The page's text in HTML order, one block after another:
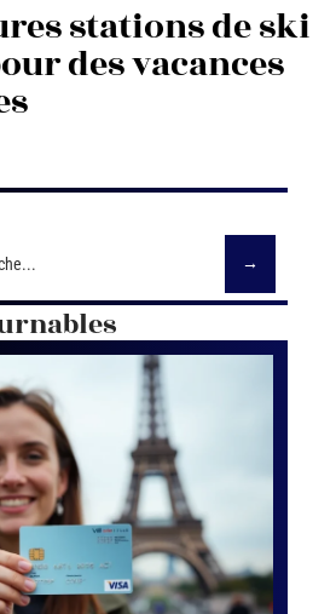
stations de ski
des vacances